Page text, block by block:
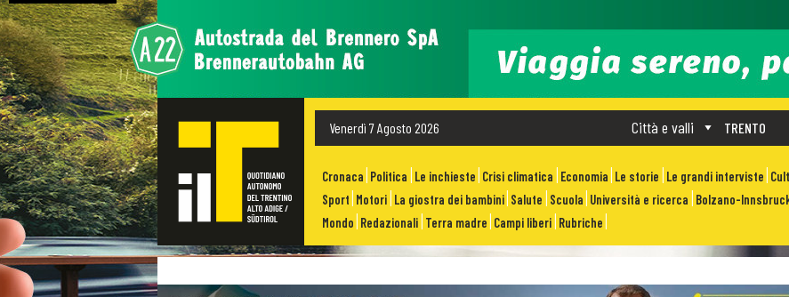
Venerdì 7 Agosto 2026 TRENTO
Città e valli
Cronaca Politica Le inchieste Crisi climatica Economia Le storie Le grandi interviste
Sport Motori La giostra dei bambini Salute Scuola Università e ricerca Bolzano-
Mondo Redazionali Terra madre Campi liberi Rubriche